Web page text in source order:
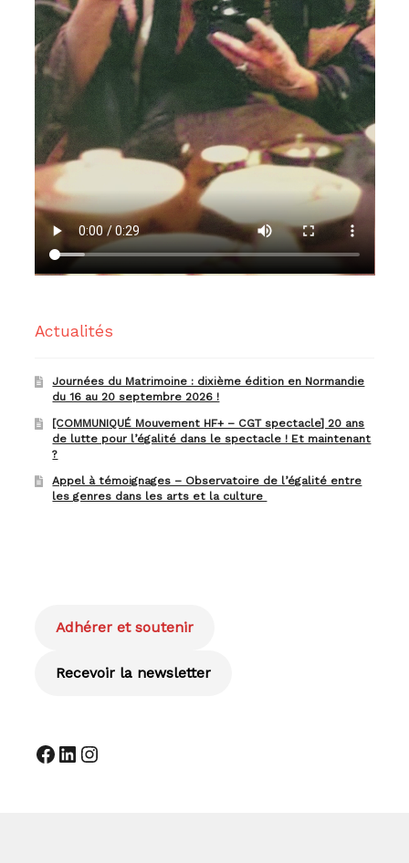
Actualités
Journées du Matrimoine : dixième édition en Normandie
du 16 au 20 septembre 2026 !
[COMMUNIQUÉ Mouvement HF+ – CGT spectacle] 20 ans
de lutte pour l’égalité dans le spectacle ! Et maintenant
?
Appel à témoignages – Observatoire de l’égalité entre
les genres dans les arts et la culture
Adhérer et soutenir
Recevoir la newsletter
Facebook
LinkedIn
Instagram